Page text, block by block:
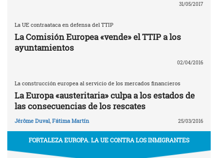
31/05/2017
La UE contraataca en defensa del TTIP
La Comisión Europea «vende» el TTIP a los
ayuntamientos
02/04/2016
La construcción europea al servicio de los mercados financieros
La Europa «austeritaria» culpa a los estados de
las consecuencias de los rescates
Jérôme Duval, Fátima Martín 25/03/2016
FORTALEZA EUROPA. LA UE CONTRA LOS INMIGRANTES